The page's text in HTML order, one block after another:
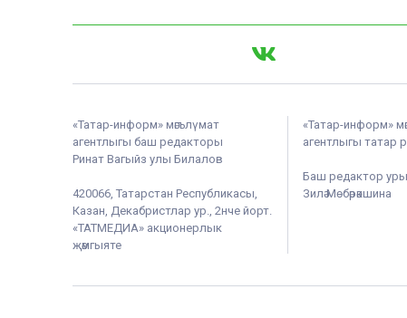
«Татар-информ» мәгълүмат
агентлыгы баш редакторы
Ринат Вагыйз улы Билалов
420066, Татарстан Республикасы,
Казан, Декабристлар ур., 2нче йорт.
«ТАТМЕДИА» акционерлык
җәмгыяте
«Татар-информ»
агентлыгы татар
Баш редактор
Зилә Мөбәрәкшина